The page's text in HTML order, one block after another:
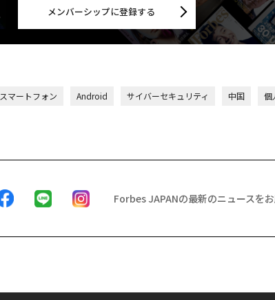
メンバーシップに登録する
スマートフォン Android サイバーセキュリティ 中国 個
Forbes JAPANの最新のニュースを